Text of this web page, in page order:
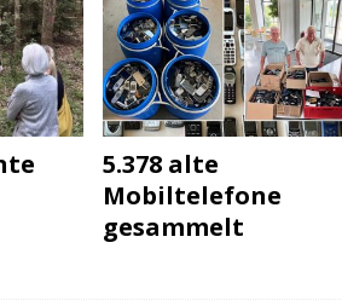
5.378 alte
Mobiltelefone
gesammelt